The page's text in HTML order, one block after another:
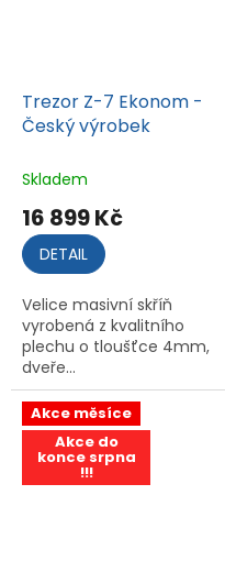
Trezor Z-7 Ekonom -
Český výrobek
Skladem
16 899 Kč
DETAIL
Velice masivní skříň
vyrobená z kvalitního
plechu o tloušťce 4mm,
dveře...
Akce měsíce
Akce do
konce srpna
!!!